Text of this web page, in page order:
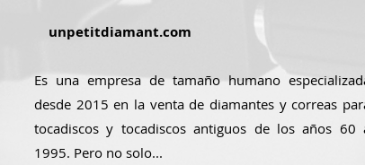
unpetitdiamant.com
Es una empresa de tamaño humano
desde 2015 en la venta de diamantes y correas
tocadiscos y tocadiscos antiguos de los años 60
1995. Pero no solo...